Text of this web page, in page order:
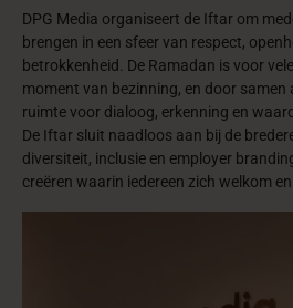
DPG Media organiseert de Iftar om
brengen in een sfeer van respect,
betrokkenheid. De Ramadan is voor
moment van bezinning, en door
ruimte voor dialoog, erkenning en
De Iftar sluit naadloos aan bij de
diversiteit, inclusie en employer
creëren waarin iedereen zich welkom en